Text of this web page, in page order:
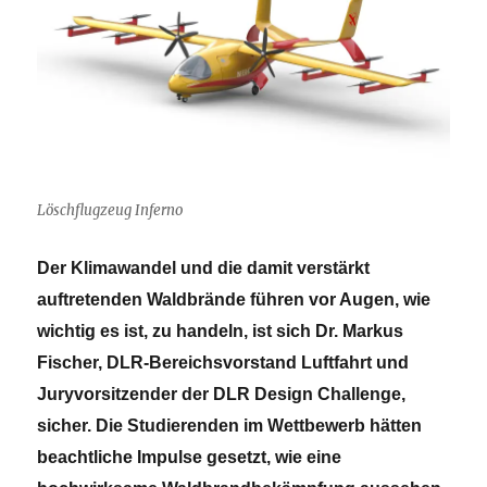
Löschflugzeug Inferno
Der Klimawandel und die damit verstärkt
auftretenden Waldbrände führen vor Augen, wie
wichtig es ist, zu handeln, ist sich Dr. Markus
Fischer, DLR-Bereichsvorstand Luftfahrt und
Juryvorsitzender der DLR Design Challenge,
sicher. Die Studierenden im Wettbewerb hätten
beachtliche Impulse gesetzt, wie eine